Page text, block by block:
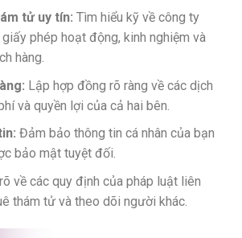
tử uy tín: Tìm hiểu kỹ về công ty
phép hoạt động, kinh nghiệm và
hàng.
Lập hợp đồng rõ ràng về các dịch
và quyền lợi của cả hai bên.
Đảm bảo thông tin cá nhân của bạn
bảo mật tuyệt đối.
về các quy định của pháp luật liên
thám tử và theo dõi người khác.